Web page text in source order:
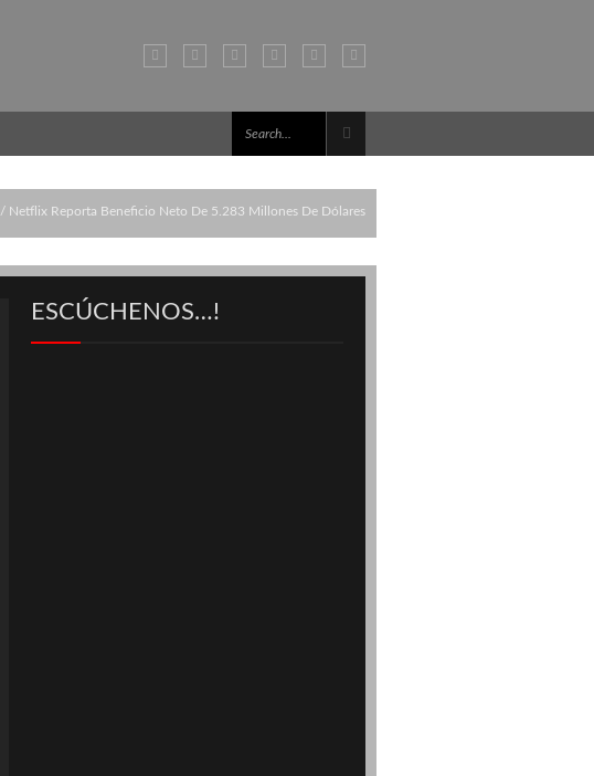
Netflix Reporta Beneficio Neto De 5.283 Millones De Dólares
ESCÚCHENOS…!